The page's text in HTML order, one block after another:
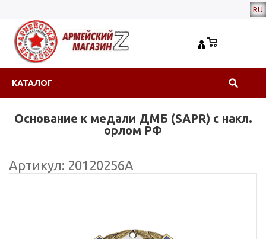
RU
КАТАЛОГ
Основание к медали ДМБ (SAPR) с накл.
орлом РФ
Артикул: 20120256А